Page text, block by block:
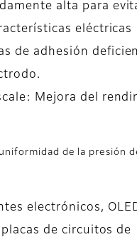
alta para
eléctricas
de adhesión
Mejora del
de la presión
electrónicos,
de circuitos de